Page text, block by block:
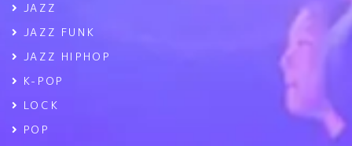
JAZZ
JAZZ FUNK
JAZZ HIPHOP
K-POP
LOCK
POP